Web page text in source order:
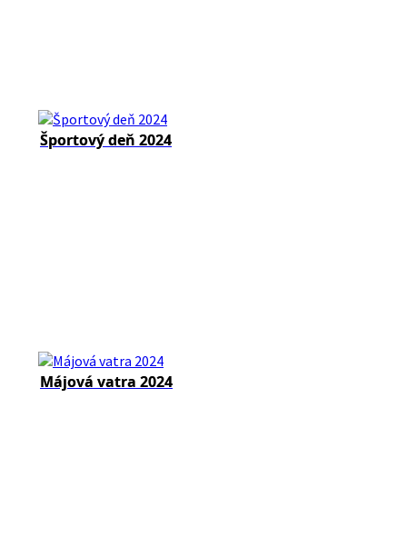
Športový deň 2024
Májová vatra 2024